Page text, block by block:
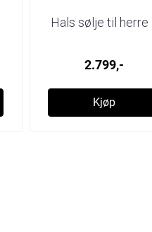
Hals sølje til herre ...
2.799,-
Kjøp